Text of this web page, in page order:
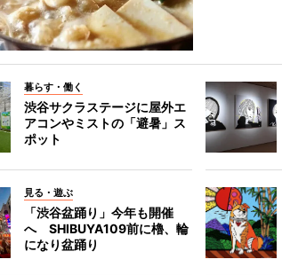
暮らす・働く
渋谷サクラステージに屋外エ
アコンやミストの「避暑」ス
ポット
見る・遊ぶ
「渋谷盆踊り」今年も開催
へ SHIBUYA109前に櫓、輪
になり盆踊り